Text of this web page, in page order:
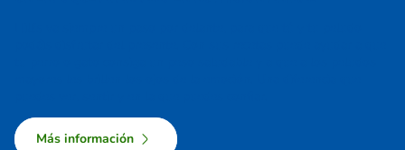
Más información